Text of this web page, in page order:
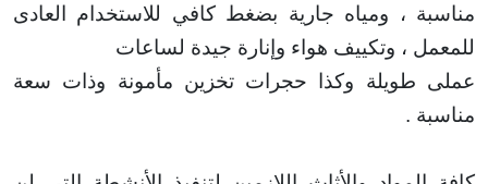
، ومياه جارية بضغط كافي للاستخدام العادى
، وتكييف هواء وإنارة جيدة لساعات
طويلة وكذا حجرات تخزين مأمونة وذات
سعة
.